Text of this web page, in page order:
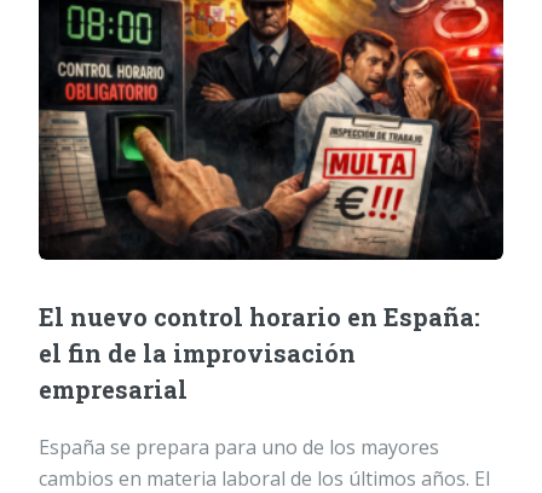
El nuevo control horario en España:
el fin de la improvisación
empresarial
España se prepara para uno de los mayores
cambios en materia laboral de los últimos años. El